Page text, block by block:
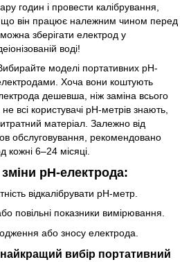
годин і провести калібрування,
він працює належним чином перед
зберігати електрод у
воді!
моделі портативних рН-
Хоча вони коштують
дешевша, ніж заміна всього
всі користувачі рН-метрів знають,
матеріал. Залежно від
обслуговування, рекомендовано
кожні 6–24 місяці.
рН-електрода:
відкалібрувати рН-метр.
повільні показники вимірювання.
або зносу електрода.
вибір портативний